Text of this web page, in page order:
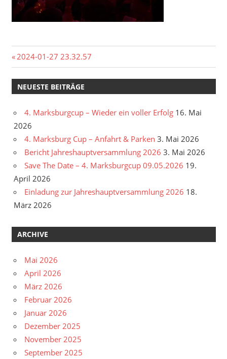
Beitragsnavigation
Vorheriger
Beitrag:
2024-01-27 23.32.57
NEUESTE BEITRÄGE
4. Marksburgcup – Wieder ein voller Erfolg 16. Mai
2026
4. Marksburg Cup – Anfahrt & Parken 3. Mai 2026
Bericht Jahreshauptversammlung 2026 3. Mai 2026
Save The Date – 4. Marksburgcup 09.05.2026 19.
April 2026
Einladung zur Jahreshauptversammlung 2026 18.
März 2026
ARCHIVE
Mai 2026
April 2026
März 2026
Februar 2026
Januar 2026
Dezember 2025
November 2025
September 2025